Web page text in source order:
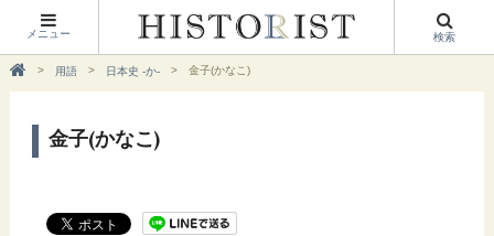
メニュー 検索
用語 日本史 -か- 金子(かなこ)
金子(かなこ)